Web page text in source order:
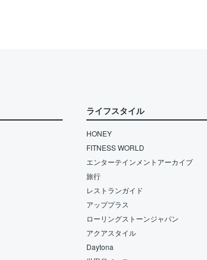
ライフスタイル
HONEY
FITNESS WORLD
エンターテインメントアーカイブ
旅行
レストランガイド
アッププラス
ローリングストーンジャパン
アクアスタイル
Daytona